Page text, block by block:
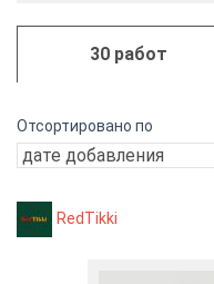
30 работ
Отсортировано по
RedTikki